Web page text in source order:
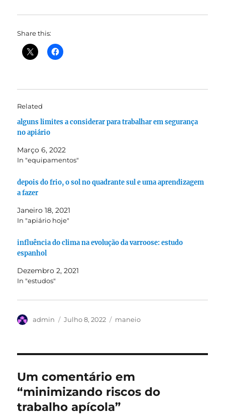
Share this:
Related
alguns limites a considerar para trabalhar em segurança
no apiário
Março 6, 2022
In "equipamentos"
depois do frio, o sol no quadrante sul e uma aprendizagem
a fazer
Janeiro 18, 2021
In "apiário hoje"
influência do clima na evolução da varroose: estudo
espanhol
Dezembro 2, 2021
In "estudos"
Autor
admin
Publicado
Julho 8, 2022 Categorias
maneio
Um comentário em
“minimizando riscos do
trabalho apícola”